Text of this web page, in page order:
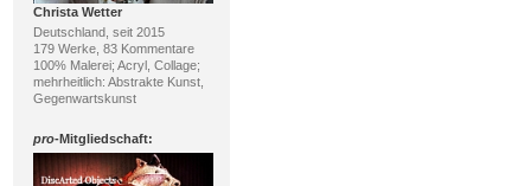
Christa Wetter
Deutschland, seit 2015
179 Werke, 83 Kommentare
100% Malerei; Acryl, Collage;
mehrheitlich: Abstrakte Kunst,
Gegenwartskunst
pro-Mitgliedschaft: